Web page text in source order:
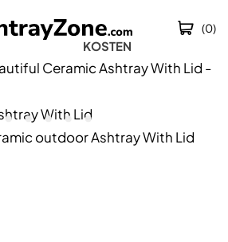
KOSTENLOSER
(0)